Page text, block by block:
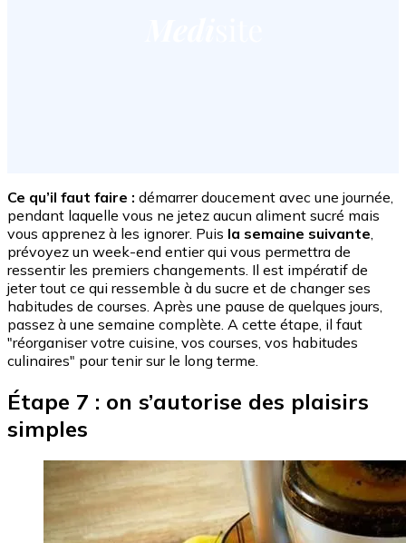
Ce qu’il faut faire : démarrer doucement avec une journée,
pendant laquelle vous ne jetez aucun aliment sucré mais
vous apprenez à les ignorer. Puis la semaine suivante,
prévoyez un week-end entier qui vous permettra de
ressentir les premiers changements. Il est impératif de
jeter tout ce qui ressemble à du sucre et de changer ses
habitudes de courses. Après une pause de quelques jours,
passez à une semaine complète. A cette étape, il faut
"réorganiser votre cuisine, vos courses, vos habitudes
culinaires" pour tenir sur le long terme.
Étape 7 : on s’autorise des plaisirs
simples